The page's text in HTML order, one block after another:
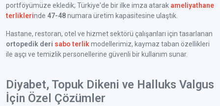
portföyümüze ekledik; Türkiye'de bir ilke imza atarak ameliyathane
terliklerinde 47-48numara üretim kapasitesine ulaştık.
Hastane, restoran, otel ve hizmet sektörü çalışanları için tasarlanan
ortopedik deri sabo terlikmodellerimiz, kaymaz taban özellikleri
ile aşçı ve temizlik personellerine güvenli bir kullanım sunar.
Diyabet, Topuk Dikeni ve Halluks Valgus
İçin Özel Çözümler